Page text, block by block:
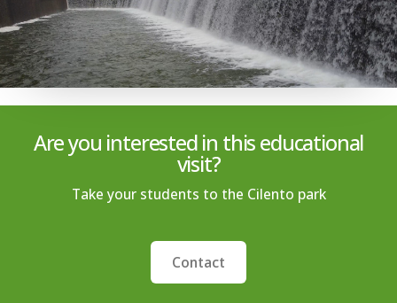
Are you interested in this educational
visit?
Take your students to the Cilento park
Contact